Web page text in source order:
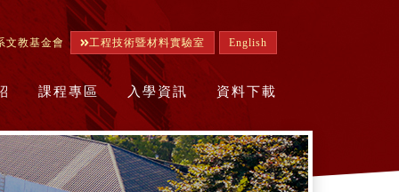
文教基金會 工程技術暨材料實驗室 English
課程專區 入學資訊 資料下載